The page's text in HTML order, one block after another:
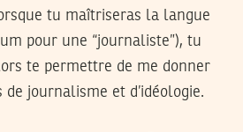
tu maîtriseras la langue
pour une “journaliste”), tu
te permettre de me donner
de journalisme et d’idéologie.